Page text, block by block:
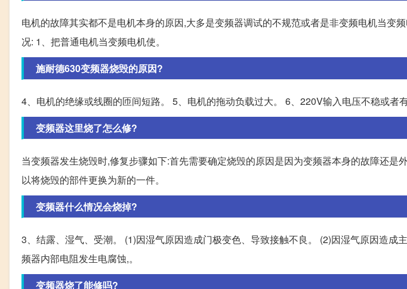
电机的故障其实都不是电机本身的原因,大多是变频器调试的不规范或者是非变频电机当变
况: 1、把普通电机当变频电机使。
施耐德630变频器烧毁的原因?
4、电机的绝缘或线圈的匝间短路。 5、电机的拖动负载过大。 6、220V输入电压不稳或者
变频器这里烧了怎么修?
当变频器发生烧毁时,修复步骤如下:首先需要确定烧毁的原因是因为变频器本身的故障还是
以将烧毁的部件更换为新的一件。
变频器什么情况会烧掉?
3、结露、湿气、受潮。 (1)因湿气原因造成门极变色、导致接触不良。 (2)因湿气原因造成
频器内部电阻发生电腐蚀,。
变频器烧了能修吗?